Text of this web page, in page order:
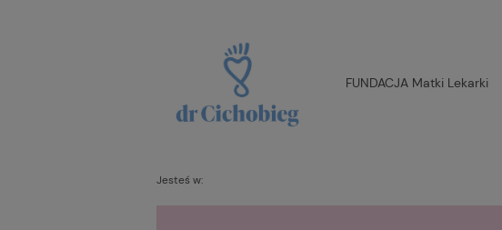
FUNDACJA Matki Lekarki
Jesteś w: